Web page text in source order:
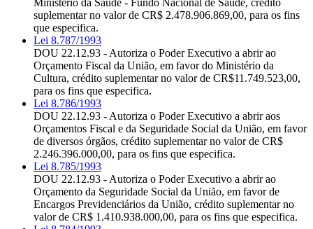
Ministério da Saúde - Fundo Nacional de Saúde, crédito
suplementar no valor de CR$ 2.478.906.869,00, para os fins
que especifica.
Lei 8.787/1993
DOU 22.12.93 - Autoriza o Poder Executivo a abrir ao
Orçamento Fiscal da União, em favor do Ministério da
Cultura, crédito suplementar no valor de CR$11.749.523,00,
para os fins que especifica.
Lei 8.786/1993
DOU 22.12.93 - Autoriza o Poder Executivo a abrir aos
Orçamentos Fiscal e da Seguridade Social da União, em favor
de diversos órgãos, crédito suplementar no valor de CR$
2.246.396.000,00, para os fins que especifica.
Lei 8.785/1993
DOU 22.12.93 - Autoriza o Poder Executivo a abrir ao
Orçamento da Seguridade Social da União, em favor de
Encargos Previdenciários da União, crédito suplementar no
valor de CR$ 1.410.938.000,00, para os fins que especifica.